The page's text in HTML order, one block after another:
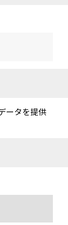
ータを提供